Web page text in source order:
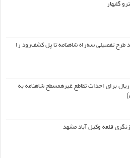
گلبهار
طرح تفصیلی سه‌راه شاهنامه تا پل کشف‌رود را
ریال برای احداث تقاطع غیرهمسطح شاهنامه به
قلعه وکیل آباد مشهد